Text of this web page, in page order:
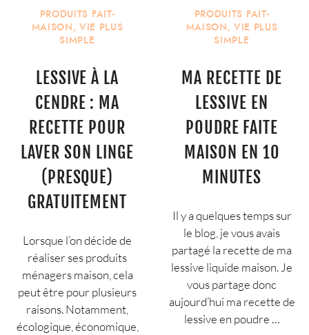
PRODUITS FAIT-
MAISON, VIE PLUS
SIMPLE
LESSIVE À LA
CENDRE : MA
RECETTE POUR
LAVER SON LINGE
(PRESQUE)
GRATUITEMENT
Lorsque l’on décide de
réaliser ses produits
ménagers maison, cela
peut être pour plusieurs
raisons. Notamment,
écologique, économique,
PRODUITS FAIT-
MAISON, VIE PLUS
SIMPLE
MA RECETTE DE
LESSIVE EN
POUDRE FAITE
MAISON EN 10
MINUTES
Il y a quelques temps sur
le blog, je vous avais
partagé la recette de ma
lessive liquide maison. Je
vous partage donc
aujourd’hui ma recette de
lessive en poudre …